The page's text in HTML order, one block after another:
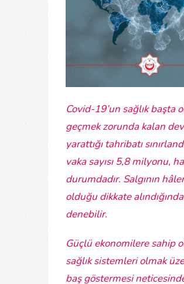
Covid-19’un sağlık başta
geçmek zorunda kalan
yarattığı tahribatı
vaka sayısı 5,8 milyonu,
durumdadır. Salgının
olduğu dikkate
denebilir.
Güçlü ekonomilere sahip
sağlık sistemleri olmak
baş göstermesi